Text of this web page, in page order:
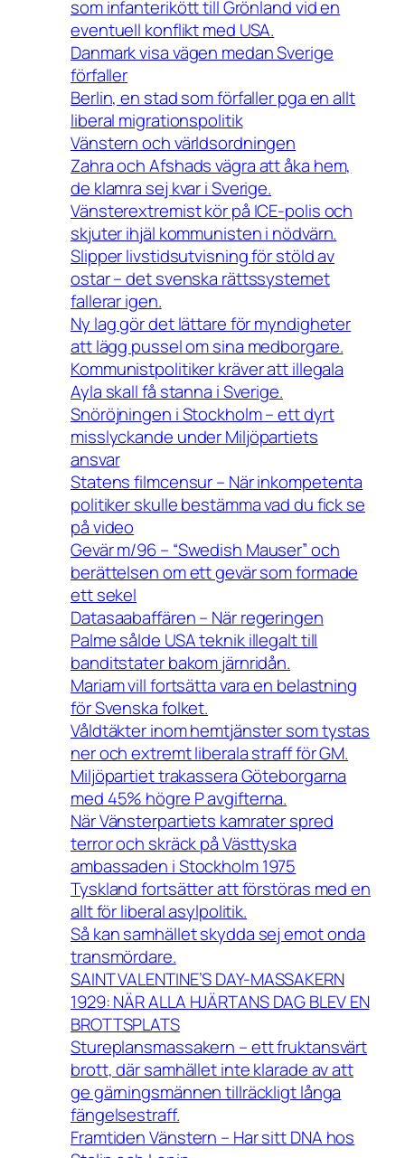
som infanterikött till Grönland vid en
eventuell konflikt med USA.
Danmark visa vägen medan Sverige
förfaller
Berlin, en stad som förfaller pga en allt
liberal migrationspolitik
Vänstern och världsordningen
Zahra och Afshads vägra att åka hem,
de klamra sej kvar i Sverige.
Vänsterextremist kör på ICE-polis och
skjuter ihjäl kommunisten i nödvärn.
Slipper livstidsutvisning för stöld av
ostar – det svenska rättssystemet
fallerar igen.
Ny lag gör det lättare för myndigheter
att lägg pussel om sina medborgare.
Kommunistpolitiker kräver att illegala
Ayla skall få stanna i Sverige.
Snöröjningen i Stockholm – ett dyrt
misslyckande under Miljöpartiets
ansvar
Statens filmcensur – När inkompetenta
politiker skulle bestämma vad du fick se
på video
Gevär m/96 – “Swedish Mauser” och
berättelsen om ett gevär som formade
ett sekel
Datasaabaffären – När regeringen
Palme sålde USA teknik illegalt till
banditstater bakom järnridån.
Mariam vill fortsätta vara en belastning
för Svenska folket.
Våldtäkter inom hemtjänster som tystas
ner och extremt liberala straff för GM.
Miljöpartiet trakassera Göteborgarna
med 45% högre P avgifterna.
När Vänsterpartiets kamrater spred
terror och skräck på Västtyska
ambassaden i Stockholm 1975
Tyskland fortsätter att förstöras med en
allt för liberal asylpolitik.
Så kan samhället skydda sej emot onda
transmördare.
SAINT VALENTINE’S DAY-MASSAKERN
1929: NÄR ALLA HJÄRTANS DAG BLEV EN
BROTTSPLATS
Stureplansmassakern – ett fruktansvärt
brott, där samhället inte klarade av att
ge gärningsmännen tillräckligt långa
fängelsestraff.
Framtiden Vänstern – Har sitt DNA hos